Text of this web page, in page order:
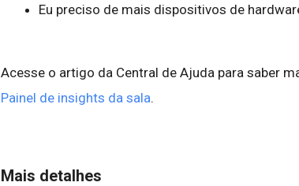
Eu preciso de mais dispositivos de
Acesse o artigo da Central de Ajuda para saber
Painel de insights da sala.
Mais detalhes